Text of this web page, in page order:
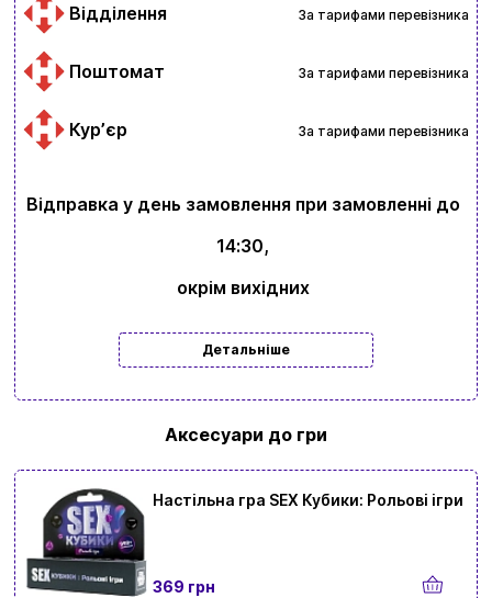
Відділення За тарифами перевізника
Поштомат За тарифами перевізника
Курʼєр За тарифами перевізника
Відправка у день замовлення при замовленні до
14:30,
окрім вихідних
Детальніше
Аксесуари до гри
369 грн
Настільна гра SEX Кубики: Рольові ігри